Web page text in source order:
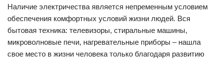
Наличие электричества является непременным условием
обеспечения комфортных условий жизни людей. Вся
бытовая техника: телевизоры, стиральные машины,
микроволновые печи, нагревательные приборы – нашла
свое место в жизни человека только благодаря развитию